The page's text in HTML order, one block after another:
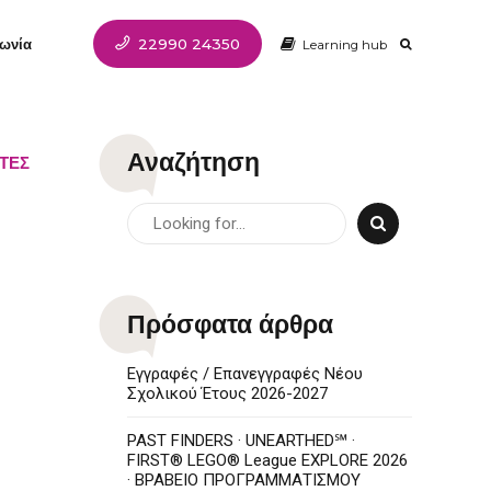
22990 24350 Learning hub
Αναζήτηση
Πρόσφατα άρθρα
Εγγραφές / Επανεγγραφές Νέου
Σχολικού Έτους 2026-2027
PAST FINDERS · UNEARTHED℠ ·
FIRST® LEGO® League EXPLORE 2026
· ΒΡΑΒΕΙΟ ΠΡΟΓΡΑΜΜΑΤΙΣΜΟΥ